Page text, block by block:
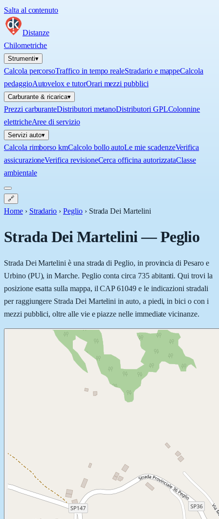
Salta al contenuto
Distanze
Chilometriche
Strumenti▾
Calcola percorsoTraffico in tempo realeStradario e mappeCalcola
pedaggioAutovelox e tutorOrari mezzi pubblici
Carburante & ricarica▾
Prezzi carburanteDistributori metanoDistributori GPLColonnine
elettricheAree di servizio
Servizi auto▾
Calcola rimborso kmCalcolo bollo autoLe mie scadenzeVerifica
assicurazioneVerifica revisioneCerca officina autorizzataClasse
ambientale
🔗
Home › Stradario › Peglio › Strada Dei Martelini
Strada Dei Martelini—Peglio
Strada Dei Martelini è una strada di Peglio, in provincia di Pesaro e
Urbino (PU), in Marche. Peglio conta circa 735 abitanti. Qui trovi la
posizione esatta sulla mappa, il CAP 61049 e le indicazioni stradali
per raggiungere Strada Dei Martelini in auto, a piedi, in bici o con i
mezzi pubblici, oltre alle vie e piazze nelle immediate vicinanze.